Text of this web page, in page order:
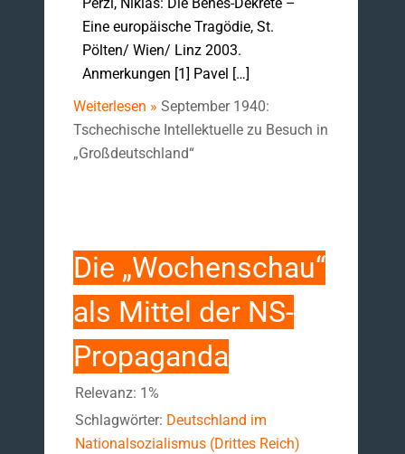
Eine europäische Tragödie, St.
Pölten/ Wien/ Linz 2003.
Anmerkungen [1] Pavel […]
Weiterlesen » September 1940:
Tschechische Intellektuelle zu Besuch in
„Großdeutschland“
Die „Wochenschau“
als Mittel der NS-
Propaganda
Relevanz: 1%
Schlagwörter: Deutschland im
Nationalsozialismus (Drittes Reich)